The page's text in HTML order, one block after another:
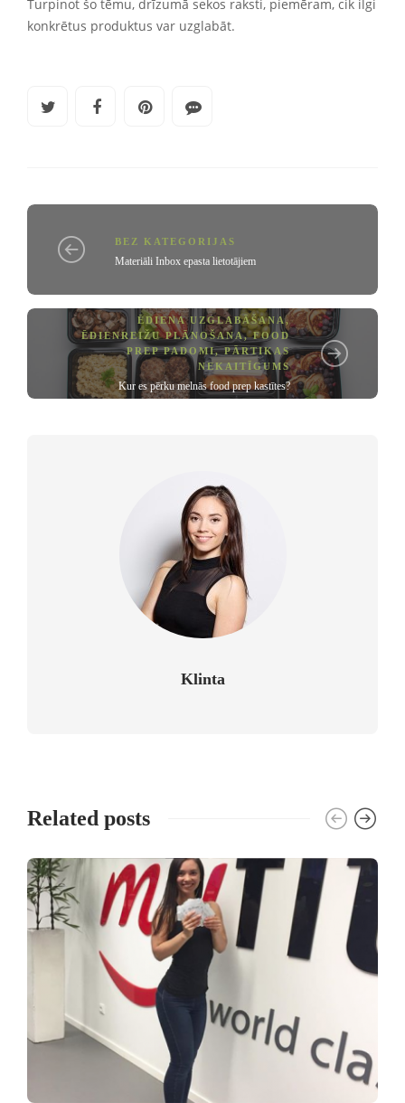
Turpinot šo tēmu, drīzumā sekos raksti, piemēram, cik ilgi
konkrētus produktus var uzglabāt.
BEZ KATEGORIJAS
Materiāli Inbox epasta lietotājiem
ĒDIENA UZGLABĀŠANA,
ĒDIENREIŽU PLĀNOŠANA,FOOD
PREP PADOMI,PĀRTIKAS
NEKAITĪGUMS
Kur es pērku melnās food prep kastītes?
Klinta
Related posts